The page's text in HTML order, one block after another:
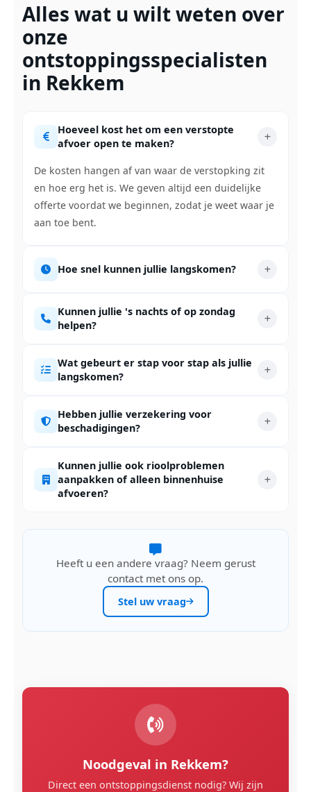
Alles wat u wilt weten over
onze
ontstoppingsspecialisten
in Rekkem
Hoeveel kost het om een verstopte
afvoer open te maken?
De kosten hangen af van waar de verstopking zit
en hoe erg het is. We geven altijd een duidelijke
offerte voordat we beginnen, zodat je weet waar je
aan toe bent.
Hoe snel kunnen jullie langskomen?
Kunnen jullie 's nachts of op zondag
helpen?
Wat gebeurt er stap voor stap als jullie
langskomen?
Hebben jullie verzekering voor
beschadigingen?
Kunnen jullie ook rioolproblemen
aanpakken of alleen binnenhuise
afvoeren?
Heeft u een andere vraag? Neem gerust
contact met ons op.
Stel uw vraag
Noodgeval in Rekkem?
Direct een ontstoppingsdienst nodig? Wij zijn